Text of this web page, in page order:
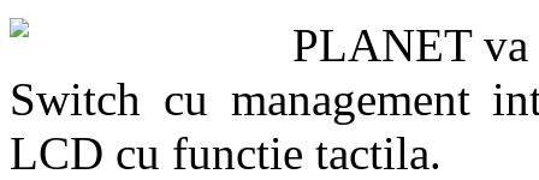
PLANET va
Switch cu management
LCD cu functie tactila.